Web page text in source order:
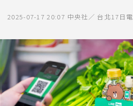
2025-07-17 20:07 中央社／ 台北17日電